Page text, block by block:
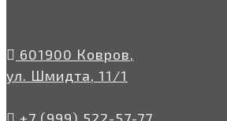
601900 Ковров,
ул. Шмидта, 11/1